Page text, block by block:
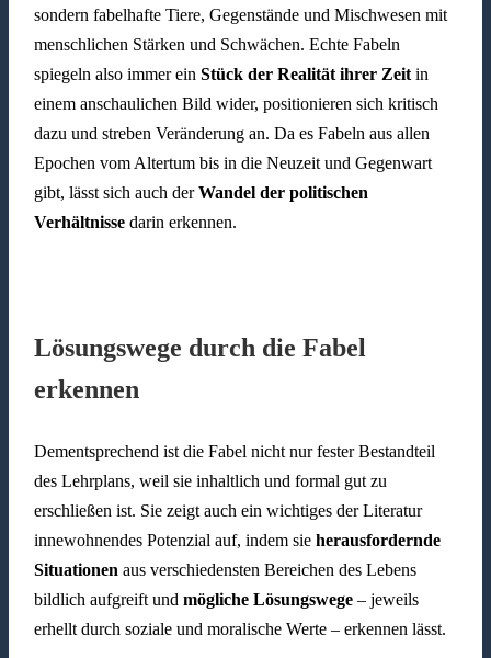
sondern fabelhafte Tiere, Gegenstände und Mischwesen mit
menschlichen Stärken und Schwächen. Echte Fabeln
spiegeln also immer ein Stück der Realität ihrer Zeitin
einem anschaulichen Bild wider, positionieren sich kritisch
dazu und streben Veränderung an. Da es Fabeln aus allen
Epochen vom Altertum bis in die Neuzeit und Gegenwart
gibt, lässt sich auch derWandel der politischen
Verhältnissedarin erkennen.
Lösungswege durch die Fabel
erkennen
Dementsprechend ist die Fabel nicht nur fester Bestandteil
des Lehrplans, weil sie inhaltlich und formal gut zu
erschließen ist. Sie zeigt auch ein wichtiges der Literatur
innewohnendes Potenzial auf, indem sie herausfordernde
Situationen aus verschiedensten Bereichen des Lebens
bildlich aufgreift und mögliche Lösungswege– jeweils
erhellt durch soziale und moralische Werte – erkennen lässt.